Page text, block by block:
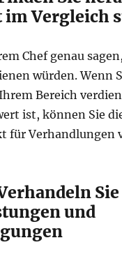
im Vergleich
Chef genau
würden. Wenn
Bereich
ist, können Sie
für Verhandlungen
und